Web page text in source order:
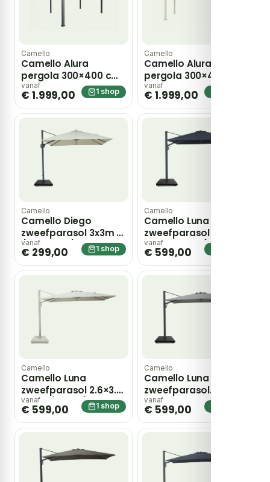
Camello
Camello Alura
pergola 300×400 cm
antraciet – Grijs-
antraciet
vanaf
€ 1.999,00 1 shop
Camello
Camello Alura
pergola 300×400 cm
loft – Taupe-naturel-
bruin
vanaf
€ 1.999,00
Camello
Camello Diego
zweefparasol 3x3m S1
(excl. voet) – Taupe-
naturel-bruin
vanaf
€ 299,00 1 shop
Camello
Camello Luna LED
zweefparasol 3x3m
S2 Excellent (excl.
voet) – Grijs-
antraciet
vanaf
€ 599,00
Camello
Camello Luna
zweefparasol 2.6×3.5
m loft/sand (excl.
voet) – Zand/Beige
vanaf
€ 599,00 1 shop
Camello
Camello Luna
zweefparasol
2.6×3.5m Concrete
(excl. voet) – Grijs-
antraciet
vanaf
€ 599,00